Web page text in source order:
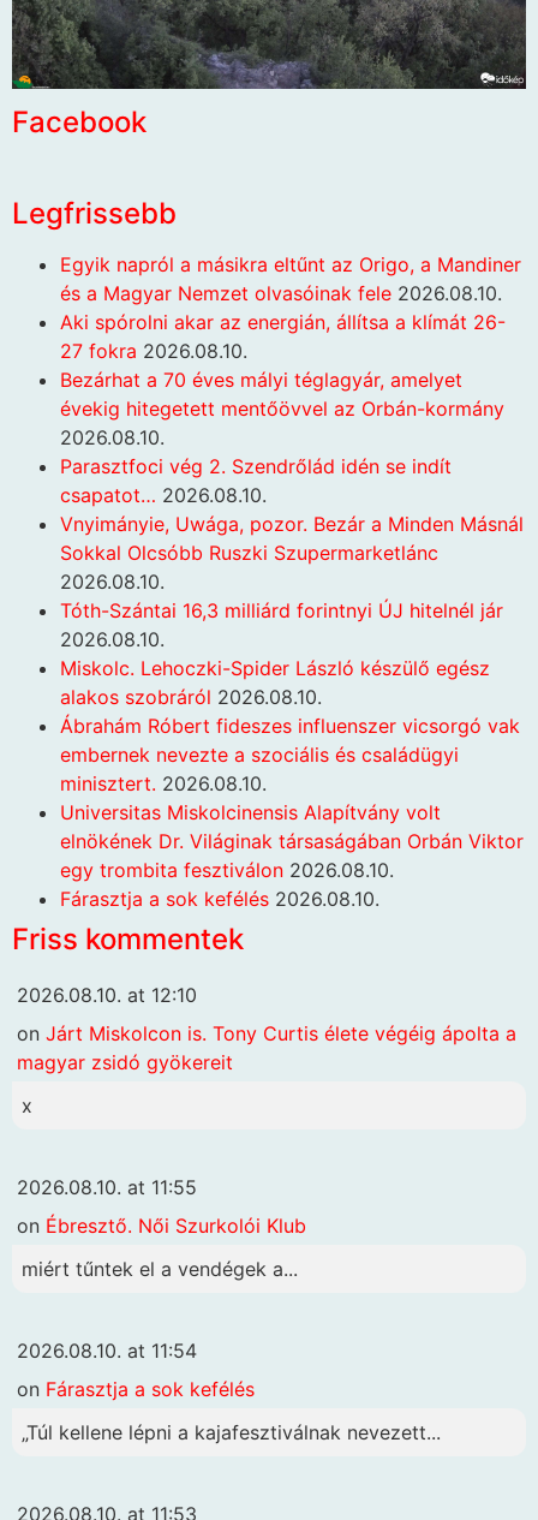
Facebook
Legfrissebb
Egyik napról a másikra eltűnt az Origo, a Mandiner
és a Magyar Nemzet olvasóinak fele 2026.08.10.
Aki spórolni akar az energián, állítsa a klímát 26-
27 fokra 2026.08.10.
Bezárhat a 70 éves mályi téglagyár, amelyet
évekig hitegetett mentőövvel az Orbán-kormány
2026.08.10.
Parasztfoci vég 2. Szendrőlád idén se indít
csapatot… 2026.08.10.
Vnyimányie, Uwága, pozor. Bezár a Minden Másnál
Sokkal Olcsóbb Ruszki Szupermarketlánc
2026.08.10.
Tóth-Szántai 16,3 milliárd forintnyi ÚJ hitelnél jár
2026.08.10.
Miskolc. Lehoczki-Spider László készülő egész
alakos szobráról 2026.08.10.
Ábrahám Róbert fideszes influenszer vicsorgó vak
embernek nevezte a szociális és családügyi
minisztert. 2026.08.10.
Universitas Miskolcinensis Alapítvány volt
elnökének Dr. Világinak társaságában Orbán Viktor
egy trombita fesztiválon 2026.08.10.
Fárasztja a sok kefélés 2026.08.10.
Friss kommentek
2026.08.10. at 12:10
on Járt Miskolcon is. Tony Curtis élete végéig ápolta a
magyar zsidó gyökereit
x
2026.08.10. at 11:55
on Ébresztő. Női Szurkolói Klub
miért tűntek el a vendégek a...
2026.08.10. at 11:54
on Fárasztja a sok kefélés
„Túl kellene lépni a kajafesztiválnak nevezett...
2026.08.10. at 11:53